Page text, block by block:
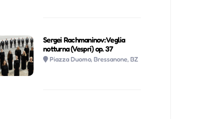
Sergei Rachmaninov: Veglia
notturna (Vespri) op. 37
Piazza Duomo, Bressanone, BZ